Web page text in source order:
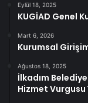
Eylül 18, 2025
KUGİAD Genel
Mart 6, 2026
Kurumsal
Ağustos 18, 2025
İlkadım
Hizmet Vurgusu